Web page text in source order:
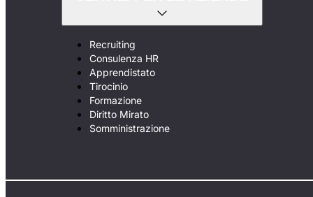
Recruiting
Consulenza HR
Apprendistato
Tirocinio
Formazione
Diritto Mirato
Somministrazione